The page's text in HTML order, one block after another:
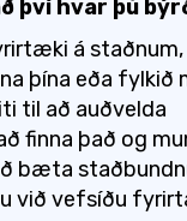
því hvar þú
á staðnum,
þína eða fylkið
til að auðvelda
finna það og
bæta
við vefsíðu